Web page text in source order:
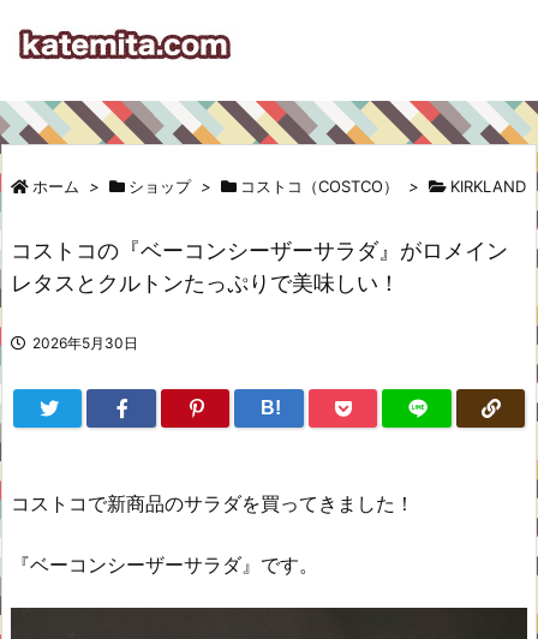
ホーム > ショップ > コストコ（COSTCO） > KIRKLAND
コストコの『ベーコンシーザーサラダ』がロメイン
レタスとクルトンたっぷりで美味しい！
2026年5月30日
B!
コストコで新商品のサラダを買ってきました！
『ベーコンシーザーサラダ』です。